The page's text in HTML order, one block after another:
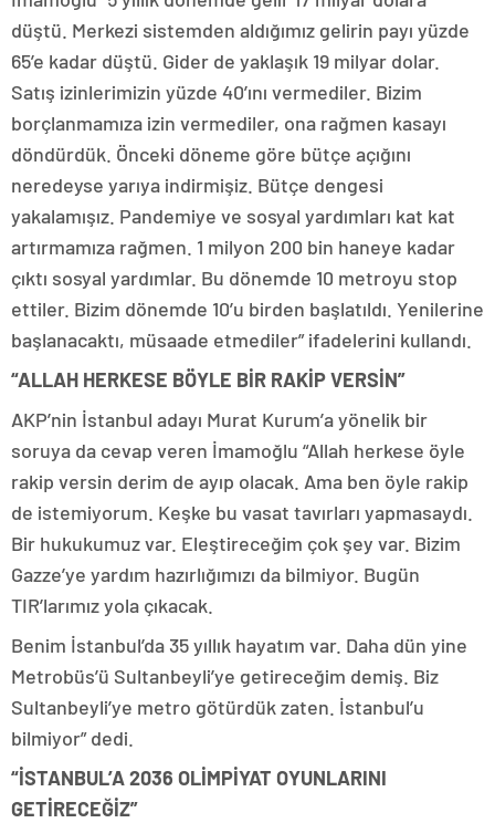
düştü. Merkezi sistemden aldığımız gelirin payı yüzde
65’e kadar düştü. Gider de yaklaşık 19 milyar dolar.
Satış izinlerimizin yüzde 40’ını vermediler. Bizim
borçlanmamıza izin vermediler, ona rağmen kasayı
döndürdük. Önceki döneme göre bütçe açığını
neredeyse yarıya indirmişiz. Bütçe dengesi
yakalamışız. Pandemiye ve sosyal yardımları kat kat
artırmamıza rağmen. 1 milyon 200 bin haneye kadar
çıktı sosyal yardımlar. Bu dönemde 10 metroyu stop
ettiler. Bizim dönemde 10’u birden başlatıldı. Yenilerine
başlanacaktı, müsaade etmediler” ifadelerini kullandı.
“ALLAH HERKESE BÖYLE BİR RAKİP VERSİN”
AKP’nin İstanbul adayı Murat Kurum’a yönelik bir
soruya da cevap veren İmamoğlu “Allah herkese öyle
rakip versin derim de ayıp olacak. Ama ben öyle rakip
de istemiyorum. Keşke bu vasat tavırları yapmasaydı.
Bir hukukumuz var. Eleştireceğim çok şey var. Bizim
Gazze’ye yardım hazırlığımızı da bilmiyor. Bugün
TIR’larımız yola çıkacak.
Benim İstanbul’da 35 yıllık hayatım var. Daha dün yine
Metrobüs’ü Sultanbeyli’ye getireceğim demiş. Biz
Sultanbeyli’ye metro götürdük zaten. İstanbul’u
bilmiyor” dedi.
“İSTANBUL’A 2036 OLİMPİYAT OYUNLARINI
GETİRECEĞİZ”